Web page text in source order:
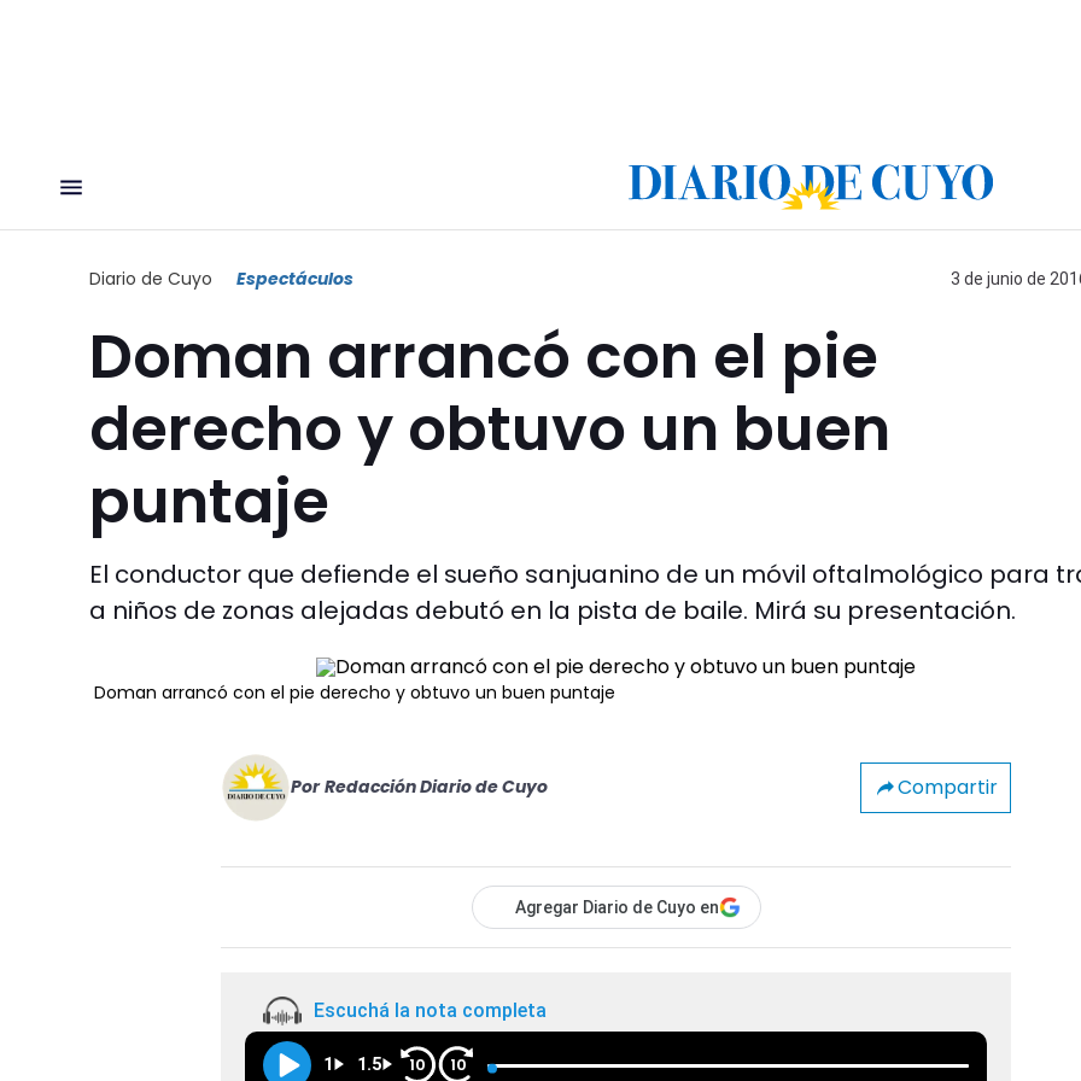
Diario de Cuyo Espectáculos 3 de junio de
Doman arrancó con el pie
derecho y obtuvo un buen
puntaje
El conductor que defiende el sueño sanjuanino de un móvil oftalmológico para
a niños de zonas alejadas debutó en la pista de baile. Mirá su presentación.
Doman arrancó con el pie derecho y obtuvo un buen puntaje
Por Redacción Diario de Cuyo Compartir
Agregar Diario de Cuyo en
Escuchá la nota completa
1 1.5 10 10